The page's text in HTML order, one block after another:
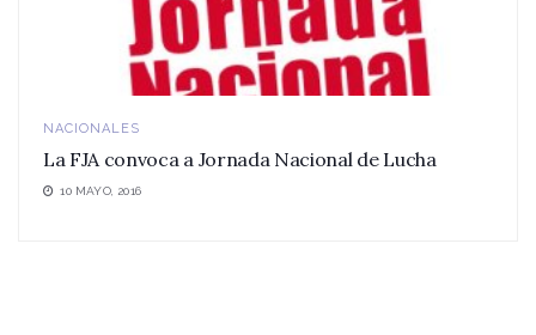
NACIONALES
La FJA convoca a Jornada Nacional de Lucha
10 MAYO, 2016